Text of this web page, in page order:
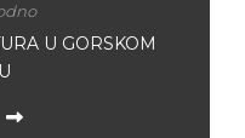
U GORSKOM